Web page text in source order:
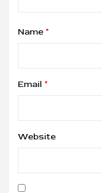
Name *
Email *
Website